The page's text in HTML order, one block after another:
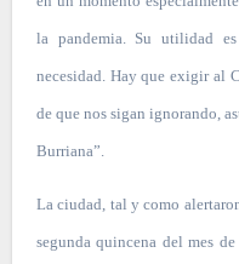
la pandemia. Su utilidad
necesidad. Hay que exigir al
de que nos sigan ignorando,
Burriana”.
La ciudad, tal y como
segunda quincena del mes